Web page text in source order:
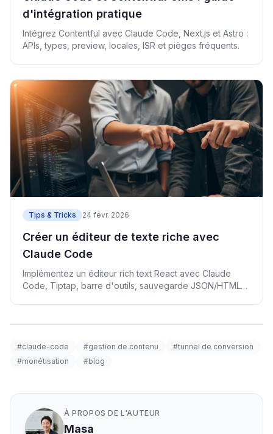
d'intégration pratique
Intégrez Contentful avec Claude Code, Next.js et Astro :
APIs, types, preview, locales, ISR et pièges fréquents.
Tips & Tricks 24 févr. 2026
Créer un éditeur de texte riche avec
Claude Code
Implémentez un éditeur rich text React avec Claude
Code, Tiptap, barre d'outils, sauvegarde JSON/HTML
#claude-code #gestion de contenu
#tunnel de conversion
#monétisation
#blog
À PROPOS DE L'AUTEUR
Masa